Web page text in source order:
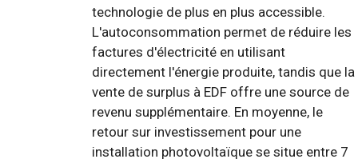
technologie de plus en plus accessible.
L'autoconsommation permet de réduire les
factures d'électricité en utilisant
directement l'énergie produite, tandis que la
vente de surplus à EDF offre une source de
revenu supplémentaire. En moyenne, le
retour sur investissement pour une
installation photovoltaïque se situe entre 7